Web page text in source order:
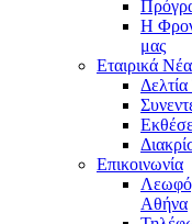
Η
μας
Εταιρικά Νέα
Επικοινωνία
Αθήνα